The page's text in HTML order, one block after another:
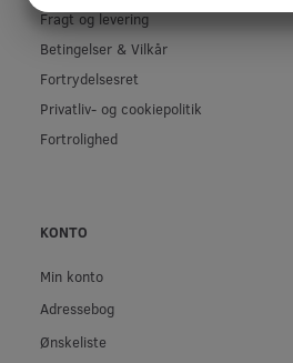
Fragt og levering
Betingelser & Vilkår
Fortrydelsesret
Privatliv- og cookiepolitik
Fortrolighed
KONTO
Min konto
Adressebog
Ønskeliste
MARKETING